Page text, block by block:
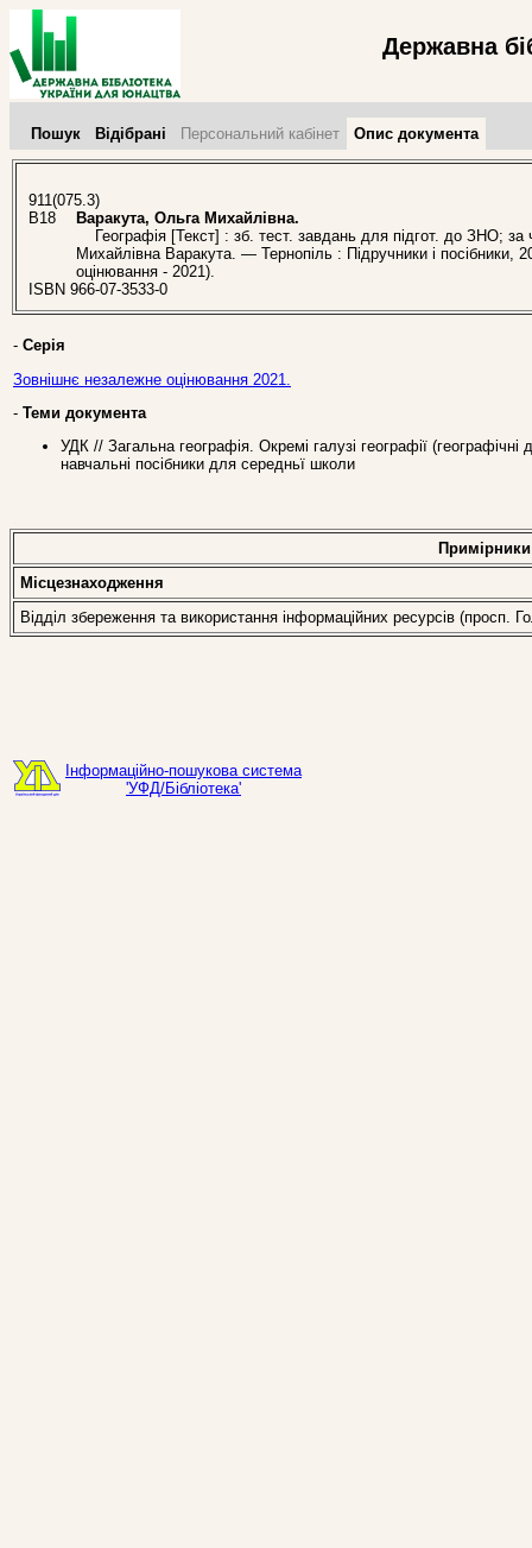
Державна
Пошук Відібрані Персональний кабінет Опис документа
911(075.3)
В18
Варакута, Ольга Михайлівна.
Географія [Текст] : зб. тест. завдань для підгот. до ЗНО;
Михайлівна Варакута. — Тернопіль : Підручники і
оцінювання - 2021).
ISBN 966-07-3533-0
- Серія
Зовнішнє незалежне оцінювання 2021.
- Теми документа
УДК // Загальна географія. Окремі галузі географії
навчальні посібники для середньї школи
Примірники
Місцезнаходження
Відділ збереження та використання інформаційних ресурсів (просп.
Інформаційно-пошукова система
'УФД/Бібліотека'